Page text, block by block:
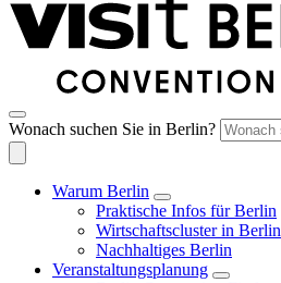
Wonach suchen Sie in Berlin?
Warum Berlin
Praktische Infos für Berlin
Wirtschaftscluster in Berlin
Nachhaltiges Berlin
Veranstaltungsplanung